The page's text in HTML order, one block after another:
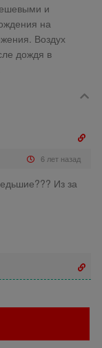
и
на
Воздух
дождя в
6 лет назад
Из за